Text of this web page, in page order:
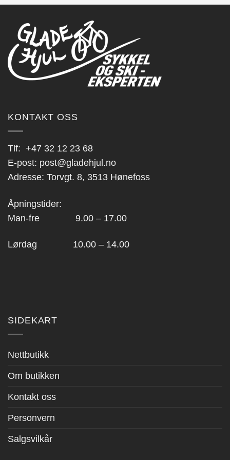
Alternativene
kan
velges
på
produktsiden
velges
på
produktsiden
KONTAKT OSS
Tlf: +47 32 12 23 68
E-post: post@gladehjul.no
Adresse: Torvgt. 8, 3513 Hønefoss
Åpningstider:
Man-fre 9.00 – 17.00
Lørdag 10.00 – 14.00
SIDEKART
Nettbutikk
Om butikken
Kontakt oss
Personvern
Salgsvilkår